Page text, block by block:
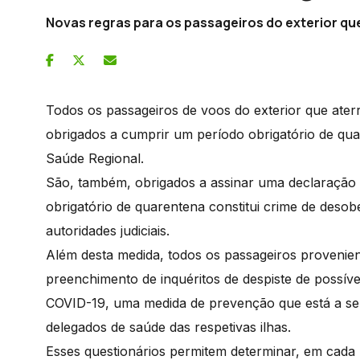
Novas regras para os passageiros do exterior
Todos os passageiros de voos do exterior que
obrigados a cumprir um período obrigatório de
Saúde Regional.
São, também, obrigados a assinar uma
obrigatório de quarentena constitui crime de
autoridades judiciais.
Além desta medida, todos os passageiros
preenchimento de inquéritos de despiste de
COVID-19, uma medida de prevenção que está a
delegados de saúde das respetivas ilhas.
Esses questionários permitem determinar, em